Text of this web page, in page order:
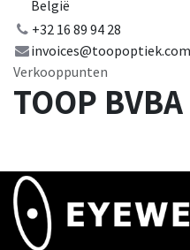
België
+32 16 89 94 28
invoices@toopoptiek.com
Verkooppunten
TOOP